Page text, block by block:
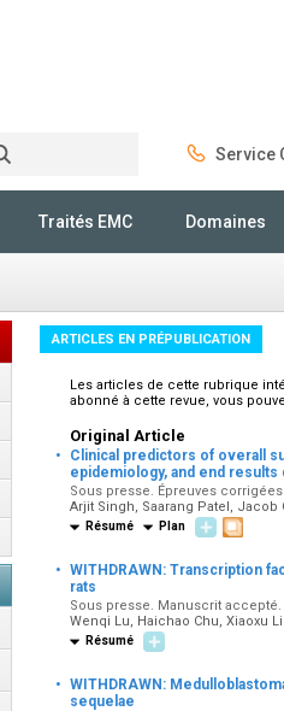
Service
Traités EMC Domaines
ARTICLES EN PRÉPUBLICATION
Les articles de cette rubrique
abonné à cette revue, vous
Original Article
·
Clinical predictors of overall
epidemiology, and end results
Sous presse. Épreuves
Arjit Singh, Saarang Patel,
Résumé Plan
· WITHDRAWN: Transcription
rats
Sous presse. Manuscrit
Wenqi Lu, Haichao Chu, Xiaoxu Li
Résumé
· WITHDRAWN:
sequelae